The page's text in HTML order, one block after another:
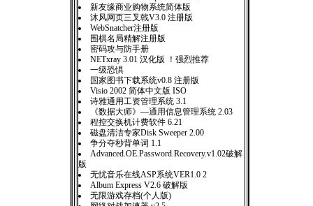
新友缘商业购物系统简体版
沐风网页三叉戟V3.0 注册版
WebSnatcher注册版
围棋名局精解注册版
密码攻与防手册
NETxray 3.01 汉化版 ！强烈推荐
一级恐惧
国家图书下载系统v0.8 注册版
Visio 2002 简体中文版 ISO
诗雅通用工资管理系统 3.1
《数据大师》—通用信息管理系统 2.03
程控交换机计费软件 6.21
磁盘清洁专家Disk Sweeper 2.00
争分夺秒背单词 1.1
Advanced.OE.Password.Recovery.v1.02破解
版
无忧音乐在线ASP系统VER1.0 2
Album Express V2.6 破解版
无限游戏存档(个人版)